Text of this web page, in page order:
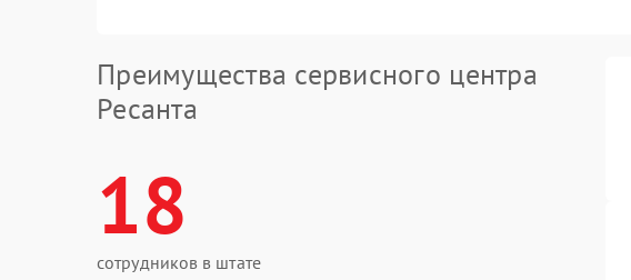
Преимущества сервисного центра
Ресанта
18
сотрудников в штате